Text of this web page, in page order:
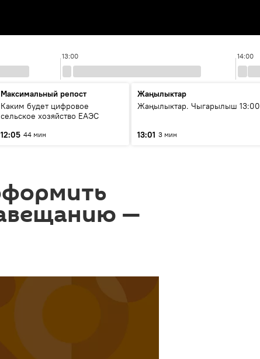
13:00 14:00
Максимальный репост
Каким будет цифровое
сельское хозяйство ЕАЭС
12:05 44 мин
Жаңылыктар
Жаңылыктар. Чыгарылыш 13:00
13:01 3 мин
—